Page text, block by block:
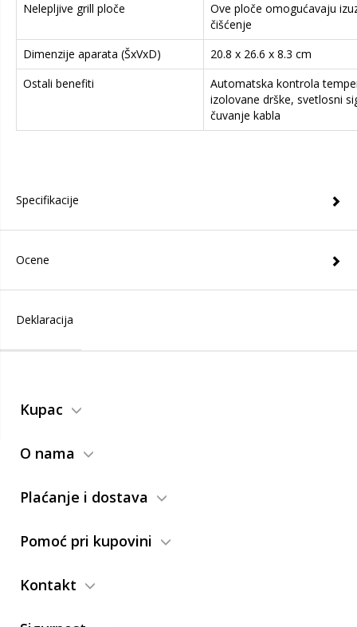
Nelepljive grill ploče
Ove ploče omogućavaju
čišćenje
Dimenzije aparata (ŠxVxD)
20.8 x 26.6 x 8.3 cm
Ostali benefiti
Automatska kontrola
izolovane drške, svetlosni
čuvanje kabla
Specifikacije
Ocene
Deklaracija
Kupac
O nama
Plaćanje i dostava
Pomoć pri kupovini
Kontakt